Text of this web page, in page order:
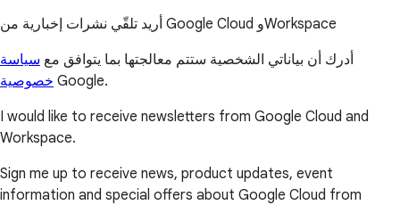
أريد تلقّي نشرات إخبارية من Google Cloud وWorkspace
أدرك أن بياناتي الشخصية ستتم معالجتها بما يتوافق مع سياسة
خصوصية Google.
I would like to receive newsletters from Google Cloud and
Workspace.
Sign me up to receive news, product updates, event
information and special offers about Google Cloud from